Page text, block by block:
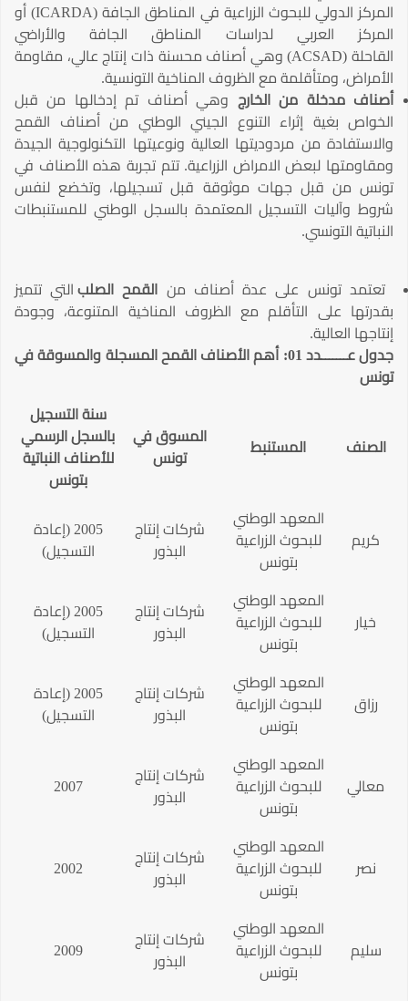
المركز الدولي للبحوث الزراعية في المناطق الجافة (ICARDA) أو
المركز العربي لدراسات المناطق الجافة والأراضي
القاحلة (ACSAD) وهي أصناف محسنة ذات إنتاج عالي، مقاومة
الأمراض، ومتأقلمة مع الظروف المناخية التونسية.
أصناف مدخلة من الخارج وهي أصناف تم إدخالها من قبل
الخواص بغية إثراء التنوع الجيني الوطني من أصناف القمح
والاستفادة من مردوديتها العالية ونوعيتها التكنولوجية الجيدة
ومقاومتها لبعض الامراض الزراعية. تتم تجربة هذه الأصناف في
تونس من قبل جهات موثوقة قبل تسجيلها، وتخضع لنفس
شروط وآليات التسجيل المعتمدة بالسجل الوطني للمستنبطات
النباتية التونسي.
تعتمد تونس على عدة أصناف من القمح الصلبالتي تتميز
بقدرتها على التأقلم مع الظروف المناخية المتنوعة، وجودة
إنتاجها العالية.
جدول عـــــــدد 01: أهم الأصناف القمح المسجلة والمسوقة في
تونس
سنة التسجيل
بالسجل الرسمي
للأصناف النباتية
بتونس
المسوق في
تونس
المستنبط الصنف
2005 (إعادة
التسجيل)
شركات إنتاج
البذور
المعهد الوطني
للبحوث الزراعية
بتونس
كريم
2005 (إعادة
التسجيل)
شركات إنتاج
البذور
المعهد الوطني
للبحوث الزراعية
بتونس
خيار
2005 (إعادة
التسجيل)
شركات إنتاج
البذور
المعهد الوطني
للبحوث الزراعية
بتونس
رزاق
2007
شركات إنتاج
البذور
المعهد الوطني
للبحوث الزراعية
بتونس
معالي
2002
شركات إنتاج
البذور
المعهد الوطني
للبحوث الزراعية
بتونس
نصر
2009
شركات إنتاج
البذور
المعهد الوطني
للبحوث الزراعية
بتونس
سليم